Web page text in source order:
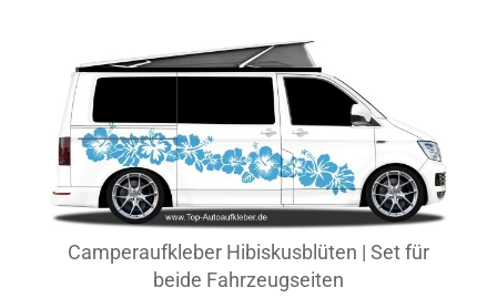
Camperaufkleber Hibiskusblüten | Set für
beide Fahrzeugseiten